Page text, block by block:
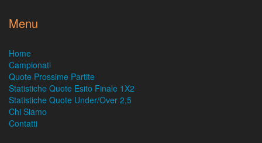
Menu
Home
Campionati
Quote Prossime Partite
Statistiche Quote Esito Finale 1X2
Statistiche Quote Under/Over 2,5
Chi Siamo
Contatti